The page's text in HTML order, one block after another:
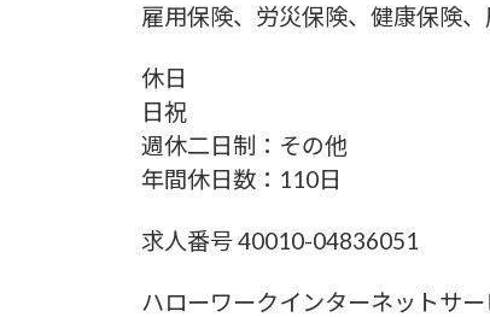
雇用保険、労災保険、健康保険
休日
日祝
週休二日制：その他
年間休日数：110日
求人番号 40010-04836051
ハローワークインターネットサー